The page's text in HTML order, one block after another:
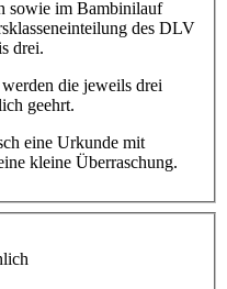
sowie im Bambinilauf
des DLV
drei.
die jeweils drei
geehrt.
eine Urkunde mit
kleine Überraschung.